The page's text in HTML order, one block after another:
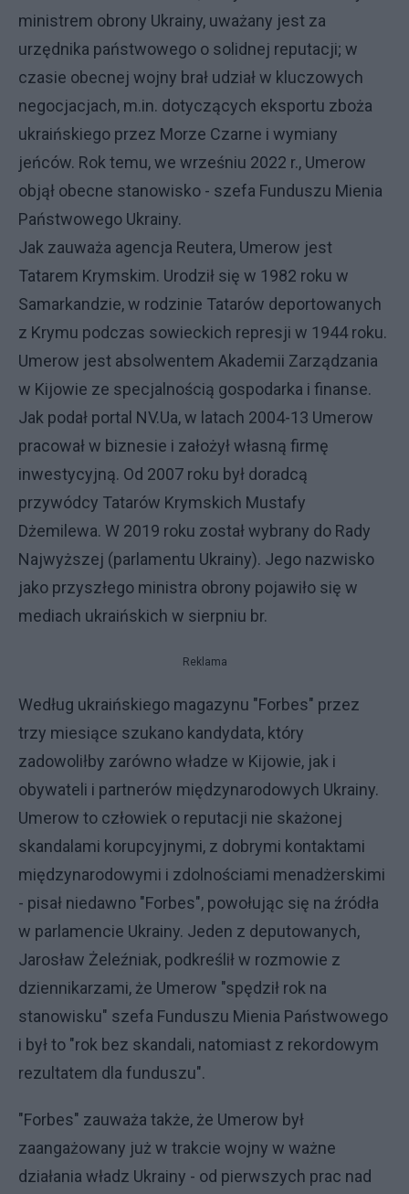
ministrem obrony Ukrainy, uważany jest za
urzędnika państwowego o solidnej reputacji; w
czasie obecnej wojny brał udział w kluczowych
negocjacjach, m.in. dotyczących eksportu zboża
ukraińskiego przez Morze Czarne i wymiany
jeńców. Rok temu, we wrześniu 2022 r., Umerow
objął obecne stanowisko - szefa Funduszu Mienia
Państwowego Ukrainy.
Jak zauważa agencja Reutera, Umerow jest
Tatarem Krymskim. Urodził się w 1982 roku w
Samarkandzie, w rodzinie Tatarów deportowanych
z Krymu podczas sowieckich represji w 1944 roku.
Umerow jest absolwentem Akademii Zarządzania
w Kijowie ze specjalnością gospodarka i finanse.
Jak podał portal NV.Ua, w latach 2004-13 Umerow
pracował w biznesie i założył własną firmę
inwestycyjną. Od 2007 roku był doradcą
przywódcy Tatarów Krymskich Mustafy
Dżemilewa. W 2019 roku został wybrany do Rady
Najwyższej (parlamentu Ukrainy). Jego nazwisko
jako przyszłego ministra obrony pojawiło się w
mediach ukraińskich w sierpniu br.
Reklama
Według ukraińskiego magazynu "Forbes" przez
trzy miesiące szukano kandydata, który
zadowoliłby zarówno władze w Kijowie, jak i
obywateli i partnerów międzynarodowych Ukrainy.
Umerow to człowiek o reputacji nie skażonej
skandalami korupcyjnymi, z dobrymi kontaktami
międzynarodowymi i zdolnościami menadżerskimi
- pisał niedawno "Forbes", powołując się na źródła
w parlamencie Ukrainy. Jeden z deputowanych,
Jarosław Żeleźniak, podkreślił w rozmowie z
dziennikarzami, że Umerow "spędził rok na
stanowisku" szefa Funduszu Mienia Państwowego
i był to "rok bez skandali, natomiast z rekordowym
rezultatem dla funduszu".
"Forbes" zauważa także, że Umerow był
zaangażowany już w trakcie wojny w ważne
działania władz Ukrainy - od pierwszych prac nad